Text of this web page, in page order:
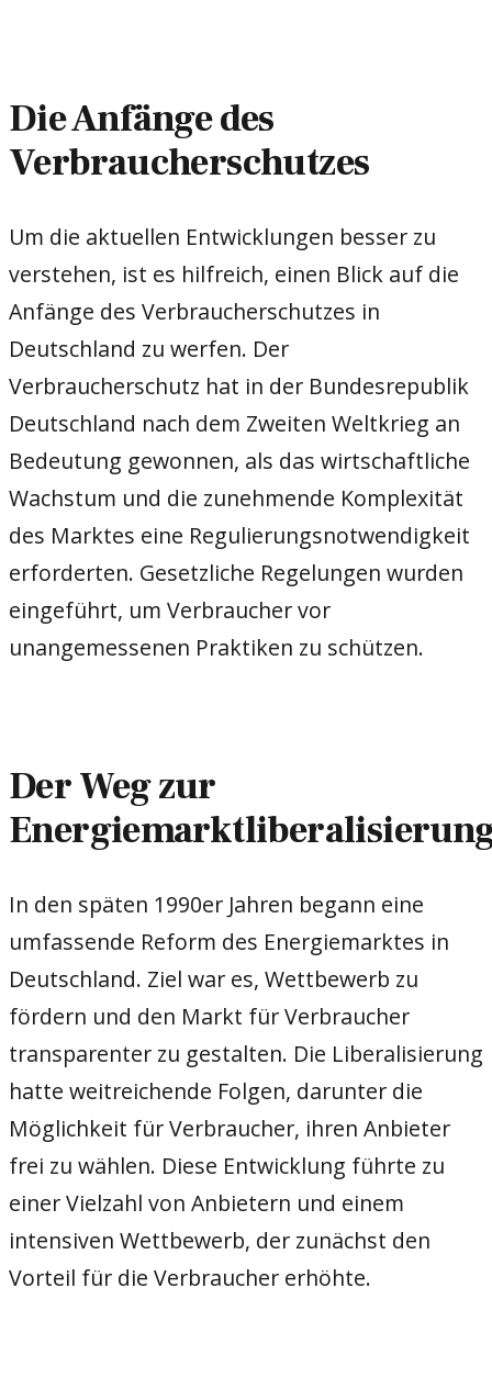
Die Anfänge des
Verbraucherschutzes
Um die aktuellen Entwicklungen besser zu
verstehen, ist es hilfreich, einen Blick auf die
Anfänge des Verbraucherschutzes in
Deutschland zu werfen. Der
Verbraucherschutz hat in der Bundesrepublik
Deutschland nach dem Zweiten Weltkrieg an
Bedeutung gewonnen, als das wirtschaftliche
Wachstum und die zunehmende Komplexität
des Marktes eine Regulierungsnotwendigkeit
erforderten. Gesetzliche Regelungen wurden
eingeführt, um Verbraucher vor
unangemessenen Praktiken zu schützen.
Der Weg zur
In den späten 1990er Jahren begann eine
umfassende Reform des Energiemarktes in
Deutschland. Ziel war es, Wettbewerb zu
fördern und den Markt für Verbraucher
transparenter zu gestalten. Die Liberalisierung
hatte weitreichende Folgen, darunter die
Möglichkeit für Verbraucher, ihren Anbieter
frei zu wählen. Diese Entwicklung führte zu
einer Vielzahl von Anbietern und einem
intensiven Wettbewerb, der zunächst den
Vorteil für die Verbraucher erhöhte.